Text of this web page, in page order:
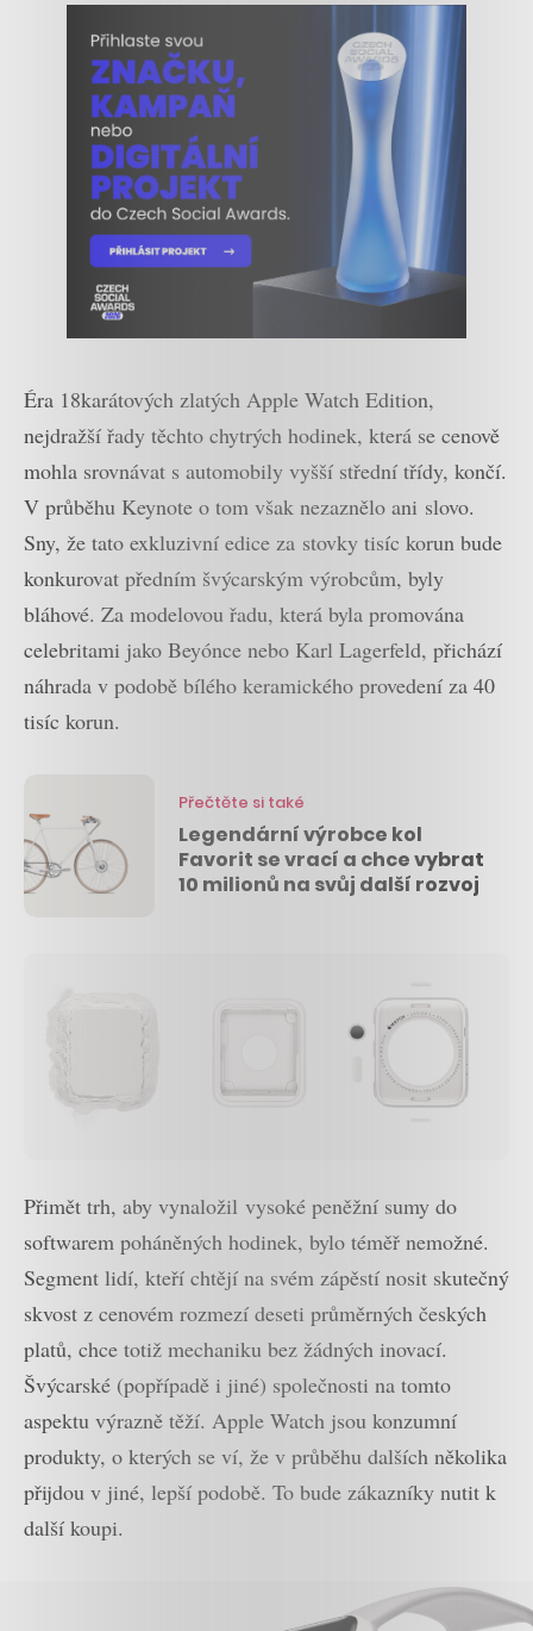
Éra 18karátových zlatých Apple Watch Edition,
nejdražší řady těchto chytrých hodinek, která se cenově
mohla srovnávat s automobily vyšší střední třídy, končí.
V průběhu Keynote o tom však nezaznělo ani slovo.
Sny, že tato exkluzivní edice za stovky tisíc korun bude
konkurovat předním švýcarským výrobcům, byly
bláhové. Za modelovou řadu, která byla promována
celebritami jako Beyónce nebo Karl Lagerfeld, přichází
náhrada v podobě bílého keramického provedení za 40
tisíc korun.
Přečtěte si také
Legendární výrobce kol
Favorit se vrací a chce vybrat
10 milionů na svůj další rozvoj
Přimět trh, aby vynaložil vysoké peněžní sumy do
softwarem poháněných hodinek, bylo téměř nemožné.
Segment lidí, kteří chtějí na svém zápěstí nosit skutečný
skvost z cenovém rozmezí deseti průměrných českých
platů, chce totiž mechaniku bez žádných inovací.
Švýcarské (popřípadě i jiné) společnosti na tomto
aspektu výrazně těží. Apple Watch jsou konzumní
produkty, o kterých se ví, že v průběhu dalších několika
přijdou v jiné, lepší podobě. To bude zákazníky nutit k
další koupi.